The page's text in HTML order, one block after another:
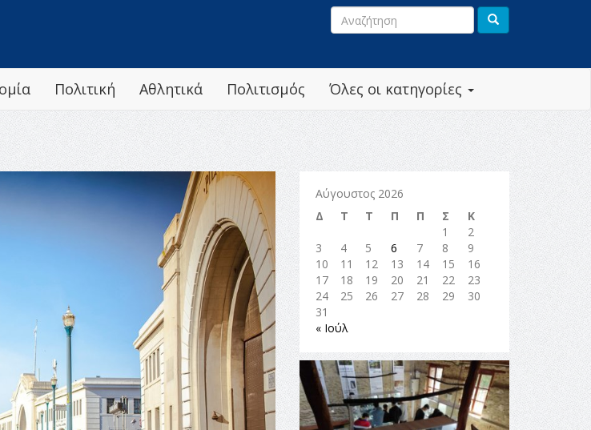
Όλες οι κατηγορίες
Πολιτική Αθλητικά Πολιτισμός
Αύγουστος 2026
Δ
Τ Τ Π Π Σ
Κ
1
2
3
4 5 6 7 8
9
10
11 12 13 14 15
16
17
18 19 20 21 22
23
24
25 26 27 28 29
30
31
« Ιούλ